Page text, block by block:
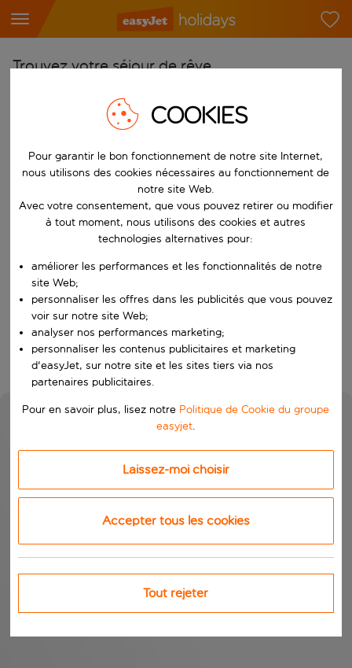
Trouvez votre séjour de rêve
Commencez à taper pour la saisie automatique. Lorsque les
Choisissez votre aéroport
Commencez à taper pour la saisie automatique. Lorsque les
Choisissez votre destination
Vers
Choisissez vos dates
Quand
Qui
Rechercher
COOKIES
Pour garantir le bon fonctionnement de notre site Internet,
nous utilisons des cookies nécessaires au fonctionnement de
notre site Web.
Avec votre consentement, que vous pouvez retirer ou modifier
à tout moment, nous utilisons des cookies et autres
technologies alternatives pour:
améliorer les performances et les fonctionnalités de notre
site Web;
personnaliser les offres dans les publicités que vous pouvez
voir sur notre site Web;
analyser nos performances marketing;
personnaliser les contenus publicitaires et marketing
d'easyJet, sur notre site et les sites tiers via nos
partenaires publicitaires.
Pour en savoir plus, lisez notre Politique de Cookie du groupe
easyjet.
Laissez-moi choisir
Accepter tous les cookies
Tout rejeter